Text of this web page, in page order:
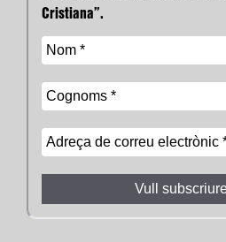
Cristiana”.